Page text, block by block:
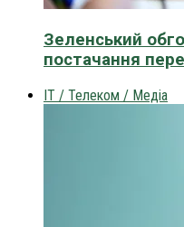
Зеленський
постачання
IT / Телеком / Медіа